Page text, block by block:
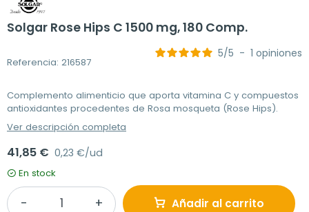
Solgar Rose Hips C 1500 mg, 180 Comp.
Referencia: 216587
5/5 - 1 opiniones
Complemento alimenticio que aporta vitamina C y compuestos
antioxidantes procedentes de Rosa mosqueta (Rose Hips).
Ver descripción completa
41,85 € 0,23 €/ud
En stock
Añadir al carrito